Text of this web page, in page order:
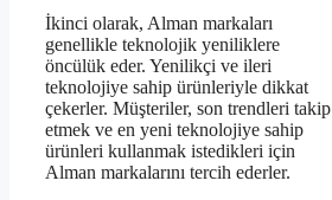
İkinci olarak, Alman markaları
genellikle teknolojik yeniliklere
öncülük eder. Yenilikçi ve ileri
teknolojiye sahip ürünleriyle dikkat
çekerler. Müşteriler, son trendleri takip
etmek ve en yeni teknolojiye sahip
ürünleri kullanmak istedikleri için
Alman markalarını tercih ederler.